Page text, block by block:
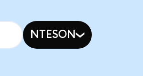
NTESON